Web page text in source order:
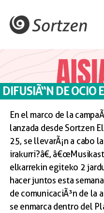
DIFUSIÃ“N DE OCIO
En el marco de la
lanzada desde Sortzen
25, se llevarÃ¡n a cabo
irakurri?â€,
elkarrekin egiteko 2
hacer juntos esta
de comunicaciÃ³n de la
se enmarca dentro del